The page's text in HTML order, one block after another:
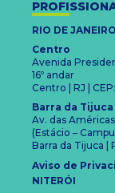
RIO DE JANEIRO
Centro
Avenida
16º andar
Centro | RJ |
Barra da Tijuca
Av. das
(Estácio –
Barra da Tijuca |
Aviso de
NITERÓI